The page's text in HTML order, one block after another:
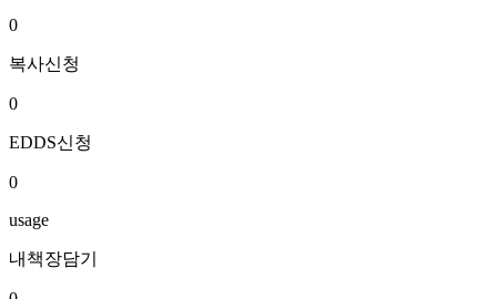
0
복사신청
0
EDDS신청
0
usage
내책장담기